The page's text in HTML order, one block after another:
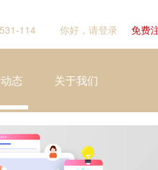
114 你好，请登录 免费
态 关于我们